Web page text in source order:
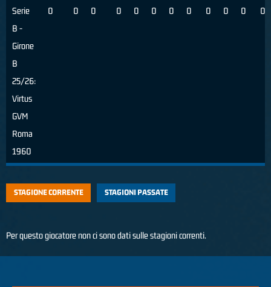
Serie
B -
Girone
B
25/26:
Virtus
GVM
Roma
1960
0 0 0 0 0 0 0 0 0 0 0 0
STAGIONE CORRENTE STAGIONI PASSATE
Per questo giocatore non ci sono dati sulle stagioni correnti.